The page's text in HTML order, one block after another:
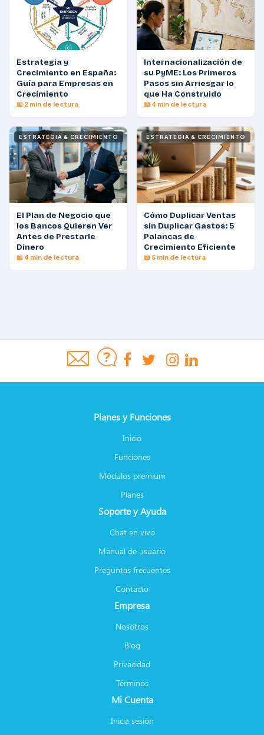
Estrategia y
Crecimiento en España:
Guía para Empresas en
Crecimiento
📖 2 min de lectura
Internacionalización de
su PyME: Los Primeros
Pasos sin Arriesgar lo
que Ha Construido
📖 4 min de lectura
ESTRATEGIA & CRECIMIENTO
El Plan de Negocio que
los Bancos Quieren Ver
Antes de Prestarle
Dinero
📖 4 min de lectura
ESTRATEGIA & CRECIMIENTO
Cómo Duplicar Ventas
sin Duplicar Gastos: 5
Palancas de
Crecimiento Eficiente
📖 5 min de lectura
Planes y Funciones
Inicio
Funciones
Módulos premium
Planes
Soporte y Ayuda
Chat en vivo
Manual de usuario
Preguntas frecuentes
Contacto
Empresa
Nosotros
Blog
Privacidad
Términos
Mi Cuenta
Inicia sesión